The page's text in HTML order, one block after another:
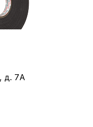
д. 7А